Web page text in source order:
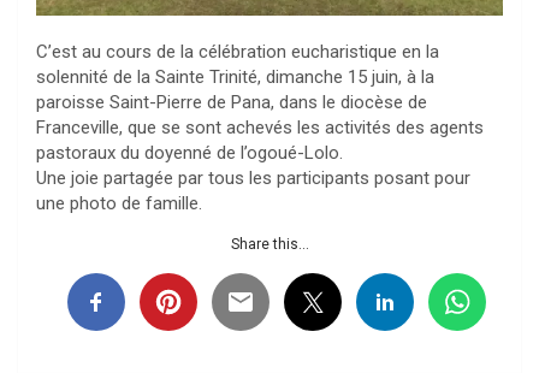
C’est au cours de la célébration eucharistique en la
solennité de la Sainte Trinité, dimanche 15 juin, à la
paroisse Saint-Pierre de Pana, dans le diocèse de
Franceville, que se sont achevés les activités des agents
pastoraux du doyenné de l’ogoué-Lolo.
Une joie partagée par tous les participants posant pour
une photo de famille.
Share this...